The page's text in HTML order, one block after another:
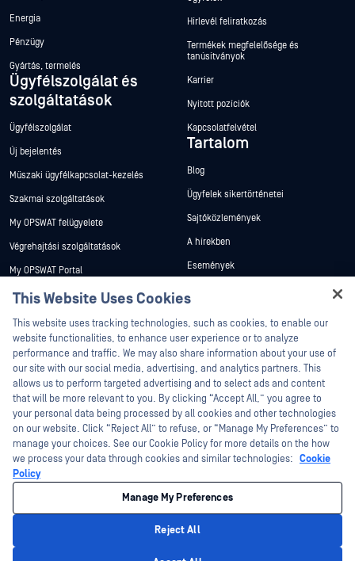
Energia
Pénzügy
Gyártás, termelés
Ügyfélszolgálat és
szolgáltatások
Ügyfélszolgálat
Új bejelentés
Műszaki ügyfélkapcsolat-kezelés
Szakmai szolgáltatások
My OPSWAT felügyelete
Végrehajtási szolgáltatások
My OPSWAT Portal
Műszaki dokumentáció
Képzések
Biztonsági sebezhetőségi program
Partnerek
Tanúsítvány
Technológiai partnerek
Channel partner program
Hírlevél feliratkozás
Termékek megfelelősége és
tanúsítványok
Karrier
Nyitott pozíciók
Kapcsolatfelvétel
Tartalom
Blog
Ügyfelek sikertörténetei
Sajtóközlemények
A hírekben
Események
Fehér könyvek
©2026 OPSWAT . Minden jog fenntartva. OPSWAT, MetaDefender, Metascan,
MetaAccess, az OPSWAT , Trust no File. Trust No Device., OPSWAT , Protecting the
World's Critical Infrastructure, Deep CDR™ Technology, InQuest, az InQuest logó,
DFI, RetroHunt, Deep File Inspection és Join the Hunt az OPSWAT védjegyei. A
harmadik felek védjegyei a megfelelő tulajdonosok tulajdonát képezik.
Cookie beállítások kezelése
This Website Uses Cookies
This website uses tracking technologies, such as cookies, to enable our
website functionalities, to enhance user experience or to analyze
performance and traffic. We may also share information about your use of
our site with our social media, advertising, and analytics partners. This
allows us to perform targeted advertising and to select ads and content
that will be more relevant to you. By clicking “Accept All,” you agree to
your personal data being processed by all cookies and other technologies
on our website. Click “Reject All” to refuse, or “Manage My Preferences” to
manage your choices. See our Cookie Policy for more details on the how
we process your data through cookies and similar technologies: Cookie
Policy
Manage My Preferences
Reject All
Hey there!
I'm Ozzy, your OPSWAT virtual assistant.
How can I help you secure what's critical
today?